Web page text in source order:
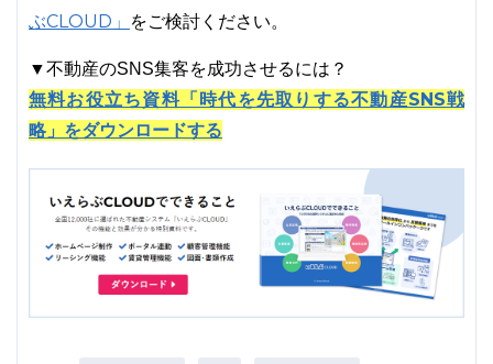
ぶCLOUD」
をご検討ください。
▼不動産のSNS集客を成功させるには？
無料お役立ち資料「時代を先取りする不動産SNS戦
略」をダウンロードする